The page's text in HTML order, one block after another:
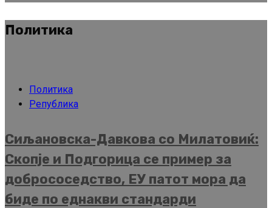
Политика
Политика
Република
Сиљановска-Давкова со Милатовиќ:
Скопје и Подгорица се пример за
добрососедство, ЕУ патот мора да
биде по еднакви стандарди